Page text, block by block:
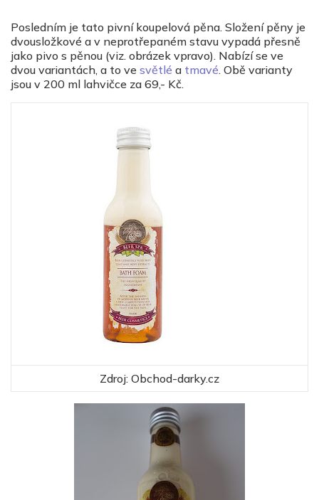
Posledním je tato pivní koupelová pěna. Složení pěny je
dvousložkové a v neprotřepaném stavu vypadá přesně
jako pivo s pěnou (viz. obrázek vpravo). Nabízí se ve
dvou variantách, a to ve světlé a tmavé. Obě varianty
jsou v 200 ml lahvičce za 69,- Kč.
Zdroj: Obchod-darky.cz